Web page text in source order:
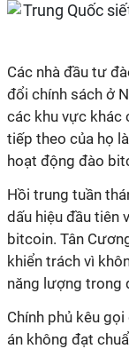
Các nhà đầu tư
đổi chính sách ở
các khu vực khác
tiếp theo của họ
hoạt động đào
Hồi trung tuần
dấu hiệu đầu tiên
bitcoin. Tân
khiển trách vì
năng lượng trong
Chính phủ kêu
án không đạt